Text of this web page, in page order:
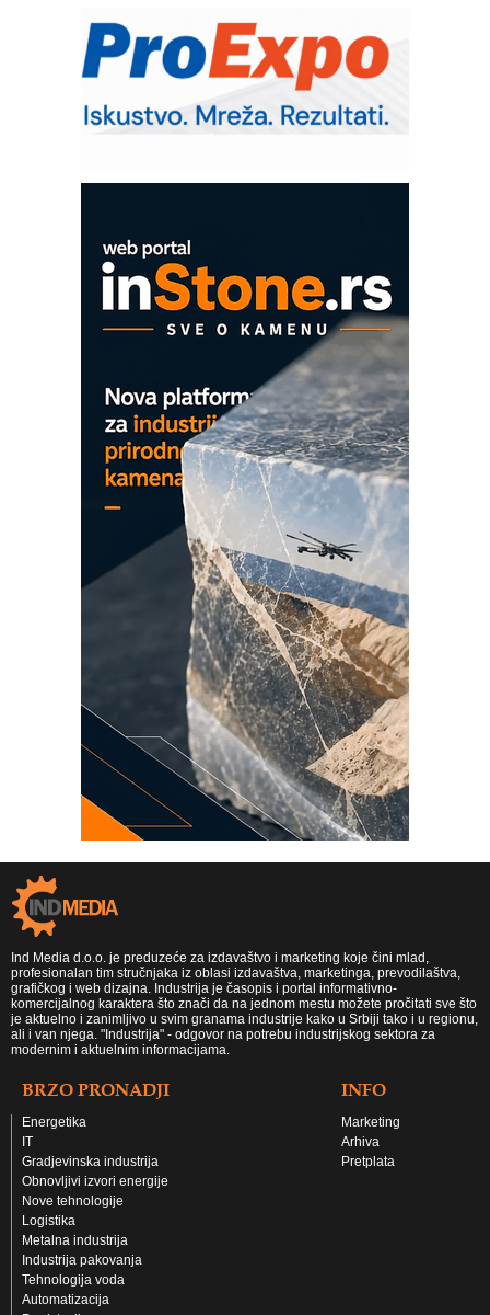
IB BLUMENAUER - više od 40 godina
poverenja u industriji
RMQ-TITAN ADVANCED INDICATOR
– Pametna signalizacija za efikasnije
upravljanje mašinama
era CNC merenja
Proizvodnja iC7 Hybrid 1500 VDC
mrežnog pretvarača sa tečnim
hlađenjem
COMBYPACK
EVOKS Maintenance Management
Ind Media d.o.o. je preduzeće za izdavaštvo i marketing koje čini mlad,
profesionalan tim stručnjaka iz oblasi izdavaštva, marketinga, prevodilaštva,
grafičkog i web dizajna. Industrija je časopis i portal informativno-
komercijalnog karaktera što znači da na jednom mestu možete pročitati sve što
je aktuelno i zanimljivo u svim granama industrije kako u Srbiji tako i u regionu,
ali i van njega. "Industrija" - odgovor na potrebu industrijskog sektora za
modernim i aktuelnim informacijama.
BRZO PRONADJI
Energetika
IT
Gradjevinska industrija
Obnovljivi izvori energije
Nove tehnologije
Logistika
Metalna industrija
Industrija pakovanja
Tehnologija voda
Automatizacija
INFO
Marketing
Arhiva
Pretplata